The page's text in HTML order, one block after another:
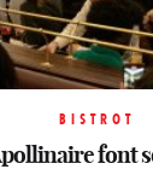
BISTROT
font
BISTROT
BISTROT